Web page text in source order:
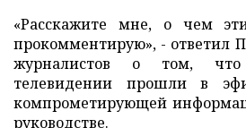
«Расскажите мне, о чем
прокомментирую», - ответил
журналистов о том,
телевидении прошли в
компрометирующей
руководстве.